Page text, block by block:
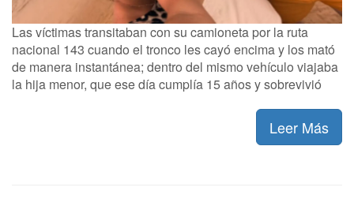
Las víctimas transitaban con su camioneta por la ruta
nacional 143 cuando el tronco les cayó encima y los mató
de manera instantánea; dentro del mismo vehículo viajaba
la hija menor, que ese día cumplía 15 años y sobrevivió
Leer Más